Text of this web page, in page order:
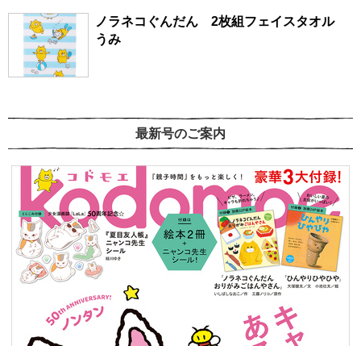
ノラネコぐんだん 2枚組フェイスタオル
うみ
最新号のご案内